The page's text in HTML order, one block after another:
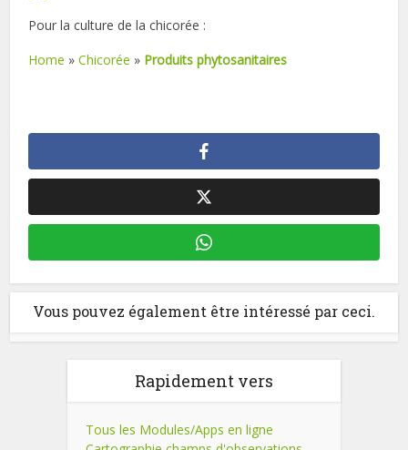
Pour la culture de la chicorée :
Home »Chicorée » Produits phytosanitaires
Vous pouvez également être intéressé par ceci.
Rapidement vers
Tous les Modules/Apps en ligne